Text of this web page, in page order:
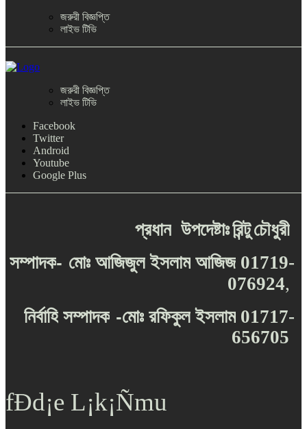
জরুরী বিজ্ঞপ্তি
লাইভ টিভি
জরুরী বিজ্ঞপ্তি
লাইভ টিভি
Facebook
Twitter
Android
Youtube
Google Plus
প্রধান উপদেষ্টাঃরিন্টুচৌধুরী
সম্পাদক- মোঃ আজিজুল ইসলাম আজিজ 01719-
076924,
নির্বাহি সম্পাদক -মোঃ রফিকুল ইসলাম 01717-
656705
fÐd¡e L¡k¡Ñmu